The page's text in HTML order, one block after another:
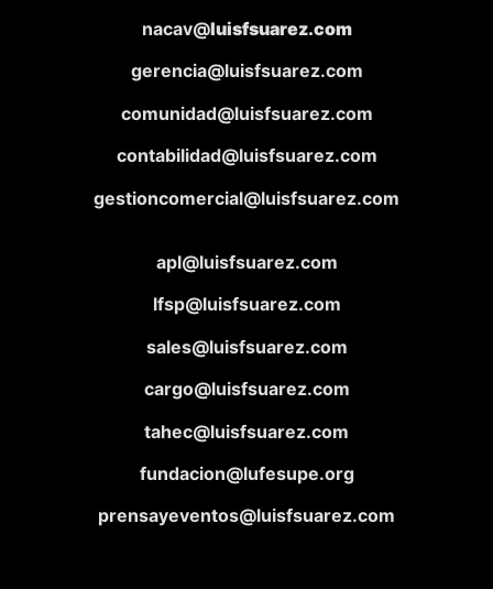
nacav@luisfsuarez.com
gerencia@luisfsuarez.com
comunidad@luisfsuarez.com
contabilidad@luisfsuarez.com
gestioncomercial@luisfsuarez.com
apl@luisfsuarez.com
lfsp@luisfsuarez.com
sales@luisfsuarez.com
cargo@luisfsuarez.com
tahec@luisfsuarez.com
fundacion@lufesupe.org
prensayeventos@luisfsuarez.com